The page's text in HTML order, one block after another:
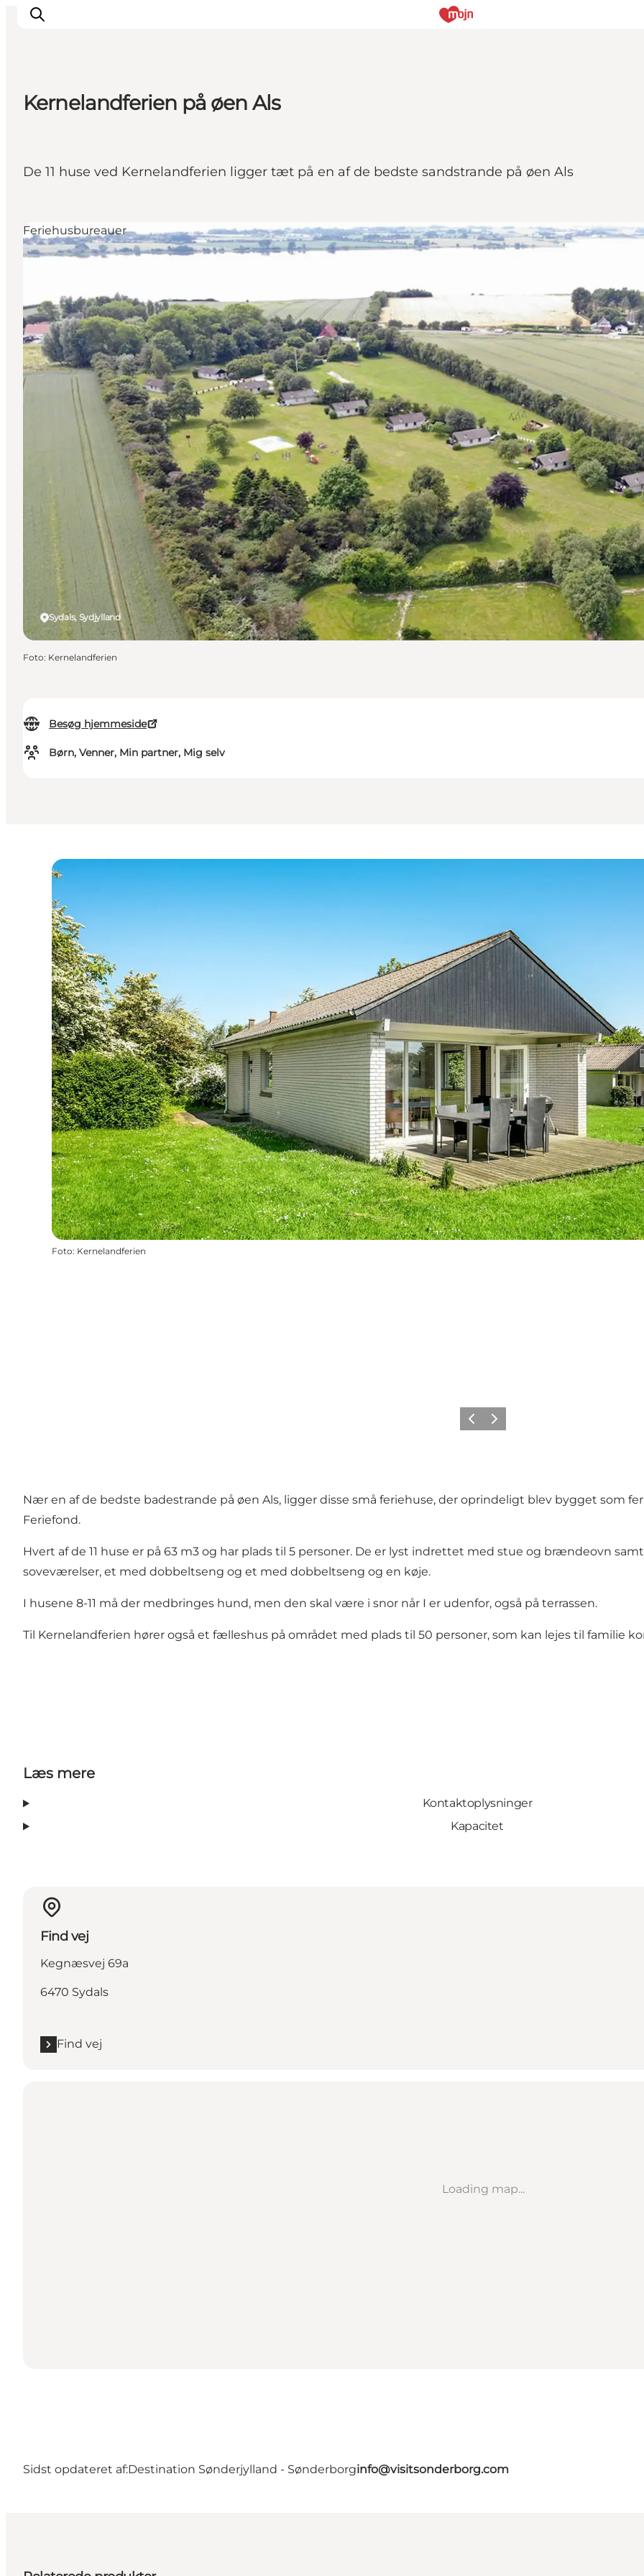
Det sker
Booking
Kernelandferien på øen Als
De 11 huse ved Kernelandferien ligger tæt på en af de bedste sandstrande på øen Als
Besøg hjemmeside
Børn, Venner, Min partner, Mig selv
Sydals, Sydjylland
Feriehusbureauer
Foto: Kernelandferien
Foto: Kernelandferien
ForrigeNæste
Nær en af de bedste badestrande på øen Als, ligger disse små feriehuse, der oprindeligt blev bygget som
Feriefond.
Hvert af de 11 huse er på 63 m3 og har plads til 5 personer. De er lyst indrettet med stue og brændeovn
soveværelser, et med dobbeltseng og et med dobbeltseng og en køje.
I husene 8-11 må der medbringes hund, men den skal være i snor når I er udenfor, også på terrassen.
Til Kernelandferien hører også et fælleshus på området med plads til 50 personer, som kan lejes til familie
Læs mere
Kontaktoplysninger
Kapacitet
Find vej
Kegnæsvej 69a
6470 Sydals
Find vej
Loading map...
Sidst opdateret af:Destination Sønderjylland - Sønderborginfo@visitsonderborg.com